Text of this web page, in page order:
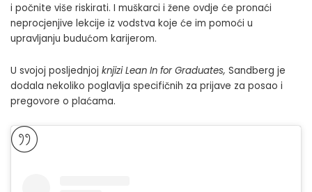
i počnite više riskirati. I muškarci i žene ovdje će pronaći
neprocjenjive lekcije iz vodstva koje će im pomoći u
upravljanju budućom karijerom.
U svojoj posljednjoj knjizi Lean In for Graduates, Sandberg je
dodala nekoliko poglavlja specifičnih za prijave za posao i
pregovore o plaćama.